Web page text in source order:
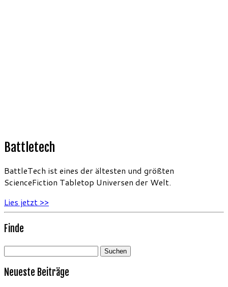
Battletech
BattleTech ist eines der ältesten und größten
ScienceFiction Tabletop Universen der Welt.
Lies jetzt >>
Finde
Suchen
Neueste Beiträge